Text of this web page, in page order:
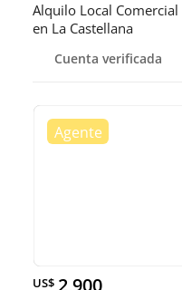
Alquilo Local Comercial
en La Castellana
Cuenta verificada
US$ 2,900